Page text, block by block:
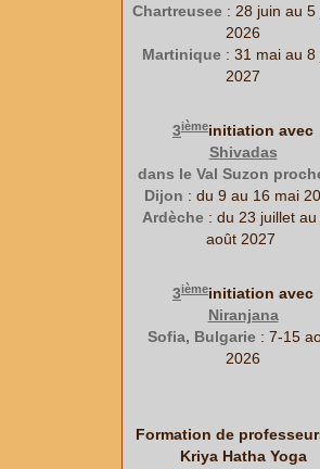
Chartreusee: 28 juin au 5
2026
Martinique : 31 mai au 8
2027
3ièmeinitiation avec
Shivadas
dans le Val Suzon
Dijon : du 9 au 16 mai
Ardèche : du 23 juillet
août 2027
3ièmeinitiation avec
Niranjana
Sofia, Bulgarie : 7-15
2026
Formation de
Kriya Hatha Yoga